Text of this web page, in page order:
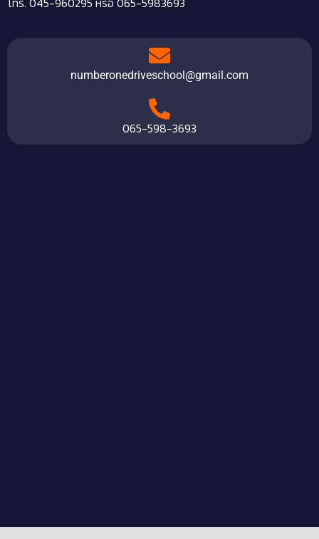
numberonedriveschool@gmail.com
065-598-3693